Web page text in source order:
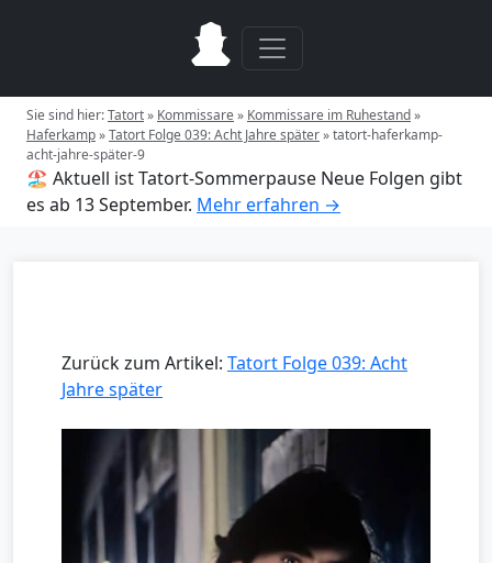
Sie sind hier:Tatort» Kommissare» Kommissare im Ruhestand»
Haferkamp»Tatort Folge 039: Acht Jahre später»tatort-haferkamp-
acht-jahre-später-9
🏖️ Aktuell ist Tatort-Sommerpause Neue Folgen gibt
es ab 13 September. Mehr erfahren →
Zurück zum Artikel: Tatort Folge 039: Acht
Jahre später